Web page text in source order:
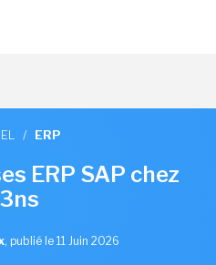
/ ERP
ERP SAP chez
, publié le 11 Juin 2026